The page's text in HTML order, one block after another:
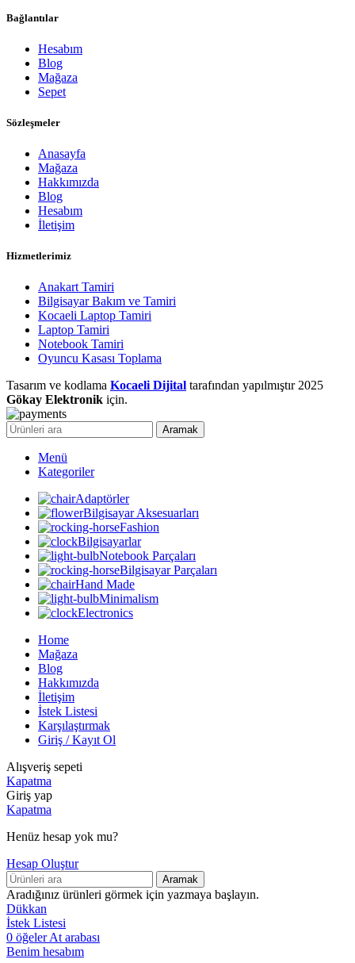
Bağlantılar
Hesabım
Blog
Mağaza
Sepet
Sözleşmeler
Anasayfa
Mağaza
Hakkımızda
Blog
Hesabım
İletişim
Hizmetlerimiz
Anakart Tamiri
Bilgisayar Bakım ve Tamiri
Kocaeli Laptop Tamiri
Laptop Tamiri
Notebook Tamiri
Oyuncu Kasası Toplama
Tasarım ve kodlama Kocaeli Dijital tarafından yapılmıştır2025
Gökay Elektronik için.
Aramak
Menü
Kategoriler
Adaptörler
Bilgisayar Aksesuarları
Fashion
Bilgisayarlar
Notebook Parçaları
Bilgisayar Parçaları
Hand Made
Minimalism
Electronics
Home
Mağaza
Blog
Hakkımızda
İletişim
İstek Listesi
Karşılaştırmak
Giriş / Kayıt Ol
Alışveriş sepeti
Kapatma
Giriş yap
Kapatma
Henüz hesap yok mu?
Hesap Oluştur
Aramak
Aradığınız ürünleri görmek için yazmaya başlayın.
Dükkan
İstek Listesi
0 öğelerAt arabası
Benim hesabım